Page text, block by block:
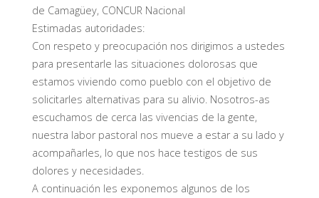
de Camagüey, CONCUR Nacional
Estimadas autoridades:
Con respeto y preocupación nos dirigimos a ustedes
para presentarle las situaciones dolorosas que
estamos viviendo como pueblo con el objetivo de
solicitarles alternativas para su alivio. Nosotros-as
escuchamos de cerca las vivencias de la gente,
nuestra labor pastoral nos mueve a estar a su lado y
acompañarles, lo que nos hace testigos de sus
dolores y necesidades.
A continuación les exponemos algunos de los